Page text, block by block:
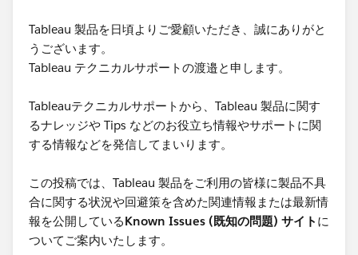
Tableau 製品を日頃よりご愛顧いただき、誠にありがと
うございます。
Tableau テクニカルサポートの渡邉と申します。
Tableauテクニカルサポートから、Tableau 製品に関す
るナレッジや Tips などのお役立ち情報やサポートに関
する情報などを発信してまいります。
この投稿では、Tableau 製品をご利用の皆様に製品不具
合に関する状況や回避策を含めた関連情報または最新情
報を公開しているKnown Issues (既知の問題) サイト に
ついてご案内いたします。